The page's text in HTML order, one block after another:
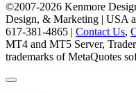
©2007-2026 Kenmore
Design, & Marketing | USA
617-381-4865 | Contact Us,
MT4 and MT5 Server,
trademarks of MetaQuotes